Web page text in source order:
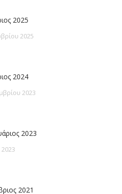
2025
2025
2024
2023
2023
2021